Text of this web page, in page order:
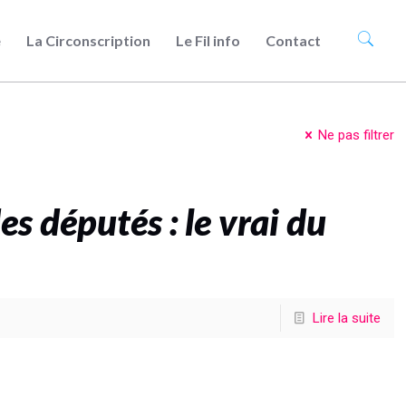
La Circonscription Le Fil info Contact
Ne pas filtrer
députés : le vrai du
Lire la suite